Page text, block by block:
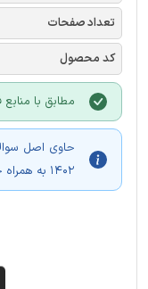
تعداد صفحات
کد محصول
مطابق با منابع
1402 به همراه جواب تشریحی کامل